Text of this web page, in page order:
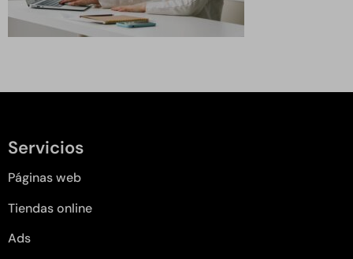
Servicios
Páginas web
Tiendas online
Ads